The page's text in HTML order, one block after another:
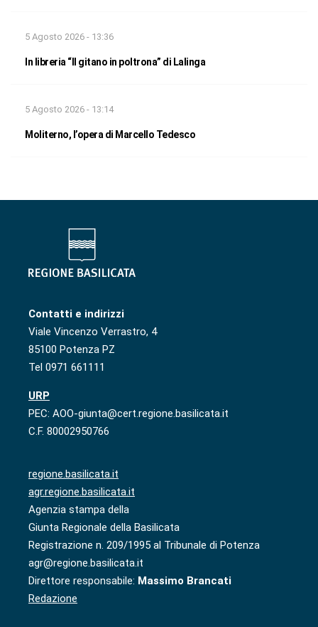
5 Agosto 2026 - 13:36
In libreria “Il gitano in poltrona” di Lalinga
5 Agosto 2026 - 13:14
Moliterno, l’opera di Marcello Tedesco
Contatti e indirizzi
Viale Vincenzo Verrastro, 4
85100 Potenza PZ
Tel 0971 661111
URP
PEC: AOO-giunta@cert.regione.basilicata.it
C.F. 80002950766
regione.basilicata.it
agr.regione.basilicata.it
Agenzia stampa della
Giunta Regionale della Basilicata
Registrazione n. 209/1995 al Tribunale di Potenza
agr@regione.basilicata.it
Direttore responsabile: Massimo Brancati
Redazione